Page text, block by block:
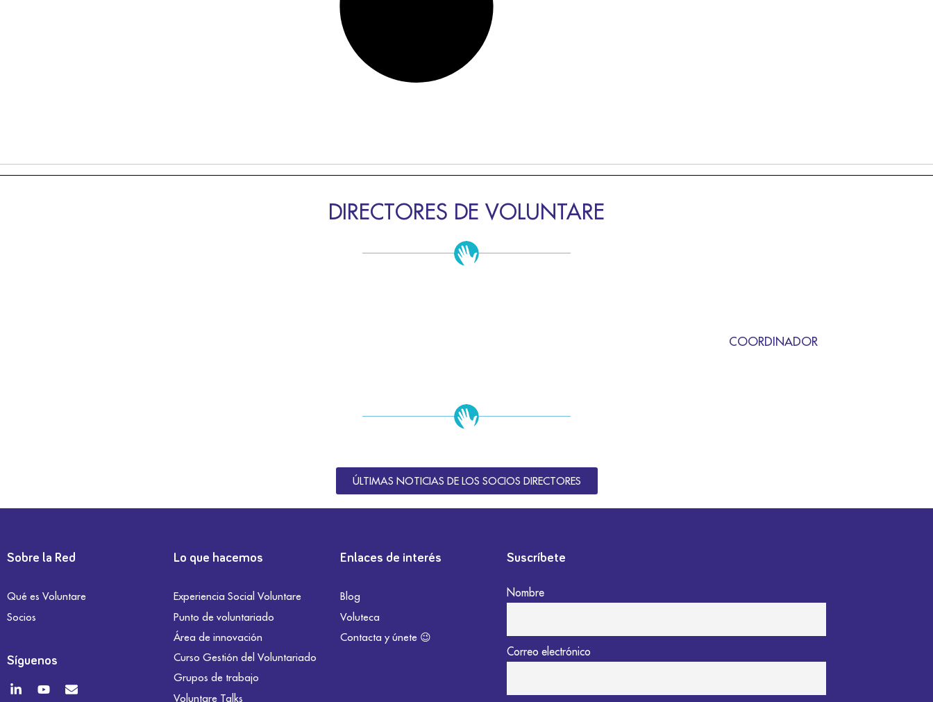
DIRECTORES DE VOLUNTARE
COORDINADOR
ÚLTIMAS NOTICIAS DE LOS SOCIOS DIRECTORES
Sobre la Red
Qué es Voluntare
Socios
Síguenos
Lo que hacemos
Experiencia Social Voluntare
Punto de voluntariado
Área de innovación
Curso Gestión del Voluntariado
Grupos de trabajo
Voluntare Talks
Enlaces de interés
Blog
Voluteca
Contacta y únete 😉
Suscríbete
Nombre
Correo electrónico